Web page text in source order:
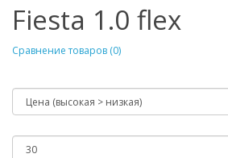
Fiesta 1.0 flex
Сравнение товаров (0)